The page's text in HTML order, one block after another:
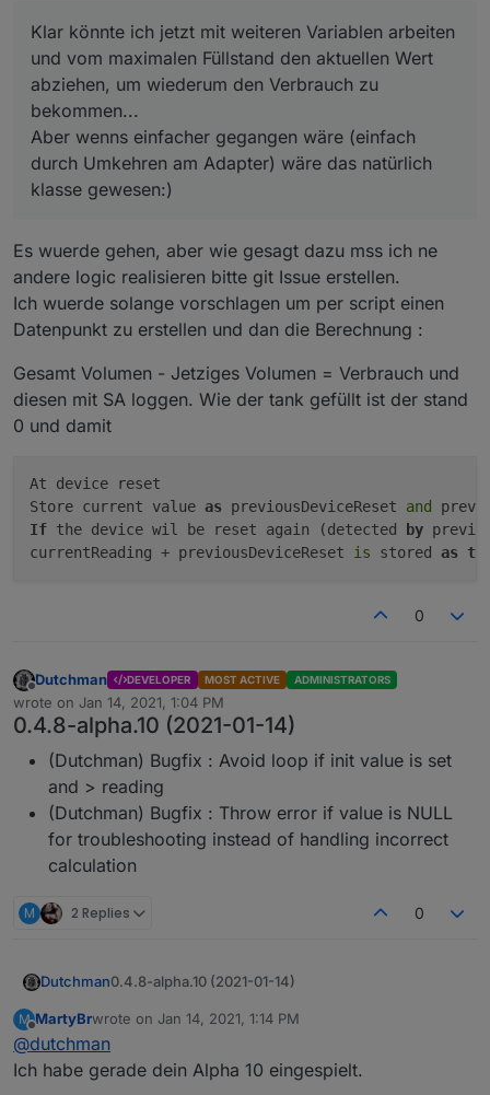
Klar könnte ich jetzt mit weiteren Variablen arbeiten und
vom maximalen Füllstand den aktuellen Wert abziehen,
um wiederum den Verbrauch zu bekommen...
Aber wenns einfacher gegangen wäre (einfach durch
Umkehren am Adapter) wäre das natürlich klasse
gewesen:)
Klar könnte ich jetzt mit weiteren Variablen arbeiten
und vom maximalen Füllstand den aktuellen Wert
abziehen, um wiederum den Verbrauch zu
bekommen...
Aber wenns einfacher gegangen wäre (einfach
durch Umkehren am Adapter) wäre das natürlich
klasse gewesen:)
Es wuerde gehen, aber wie gesagt dazu mss ich ne
andere logic realisieren bitte git Issue erstellen.
Ich wuerde solange vorschlagen um per script einen
Datenpunkt zu erstellen und dan die Berechnung :
Gesamt Volumen - Jetziges Volumen = Verbrauch und
diesen mit SA loggen. Wie der tank gefüllt ist der stand
0 und damit
At device reset
Store current value as previousDeviceReset and
If the device wil be reset again (detected by
currentReading + previousDeviceReset is stored as to
0
Offline
Dutchman DEVELOPER MOST ACTIVE ADMINISTRATORS
wrote on Jan 14, 2021, 1:04 PM
last edited by
0.4.8-alpha.10 (2021-01-14)
(Dutchman) Bugfix : Avoid loop if init value is set
and > reading
(Dutchman) Bugfix : Throw error if value is NULL
for troubleshooting instead of handling incorrect
calculation
M 2 Replies 0
Dutchman0.4.8-alpha.10 (2021-01-14)
(Dutchman) Bugfix : Avoid loop if init value is
set and > reading
NULL for troubleshooting instead of handling
M
Offline
MartyBrwrote on Jan 14, 2021, 1:14 PM
last edited by
@dutchman
Ich habe gerade dein Alpha 10 eingespielt.